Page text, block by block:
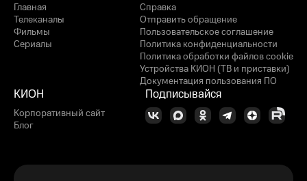
Главная
Телеканалы
Фильмы
Сериалы
Справка
Отправить обращение
Пользовательское соглашение
Политика конфиденциальности
Политика обработки файлов cookie
Устройства КИОН (ТВ и приставки)
Документация пользования ПО
КИОН
Корпоративный сайт
Блог
Подписывайся